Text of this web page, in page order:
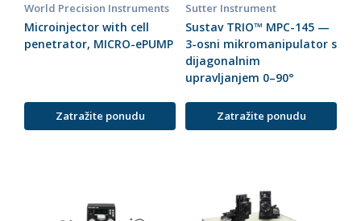
World Precision Instruments
Microinjector with cell
penetrator, MICRO-ePUMP
Zatražite ponudu
Sutter Instrument
Sustav TRIO™ MPC-145 —
3-osni mikromanipulator s
dijagonalnim
upravljanjem 0–90°
Zatražite ponudu